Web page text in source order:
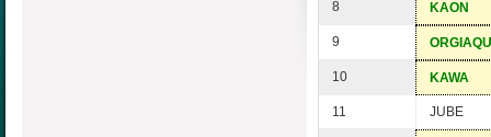
8 KAON
9
10 KAWA
11 JUBE